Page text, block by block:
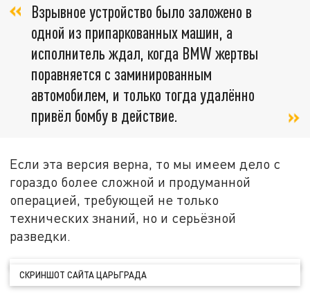
Взрывное устройство было заложено в
одной из припаркованных машин, а
исполнитель ждал, когда BMW жертвы
поравняется с заминированным
автомобилем, и только тогда удалённо
привёл бомбу в действие.
Если эта версия верна, то мы имеем дело с
гораздо более сложной и продуманной
операцией, требующей не только
технических знаний, но и серьёзной
разведки.
СКРИНШОТ САЙТА ЦАРЬГРАДА